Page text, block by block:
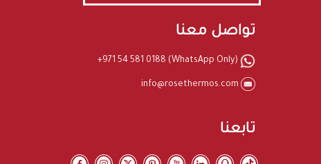
تواصل معنا
+971 54 581 0188 (WhatsApp Only)
تابعنا